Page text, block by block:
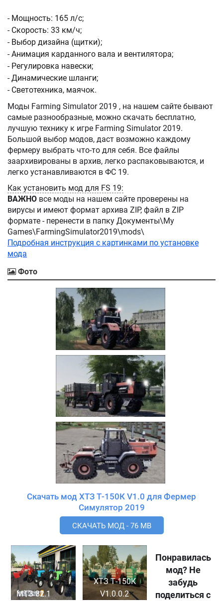
- Мощность: 165 л/с;
- Скорость: 33 км/ч;
- Выбор дизайна (щитки);
- Анимация карданного вала и вентилятора;
- Регулировка навески;
- Динамические шланги;
- Светотехника, маячок.
Моды Farming Simulator 2019 , на нашем сайте бывают
самые разнообразные, можно скачать бесплатно,
лучшую технику к игре Farming Simulator 2019.
Большой выбор модов, даст возможно каждому
фермеру выбрать что-то для себя. Все файлы
заархивированы в архив, легко распаковываются, и
легко устанавливаются в ФС 19.
Как установить мод для FS 19:
ВАЖНО все моды на нашем сайте проверены на
вирусы и имеют формат архива ZIP, файл в ZIP
формате - перенести в папку Документы\My
Games\FarmingSimulator2019\mods\
Подробная инструкция с картинками по установке
мода
Фото
Скачать мод ХТЗ Т-150К V1.0 для Фермер
Симулятор 2019
СКАЧАТЬ МОД - 76 MB
МТЗ 82.1
ХТЗ Т-150К
V1.0.0.2
Понравилась
мод? Не
забудь
поделиться с